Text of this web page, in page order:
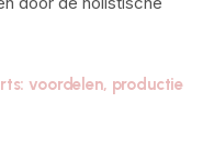
voordelen, productie